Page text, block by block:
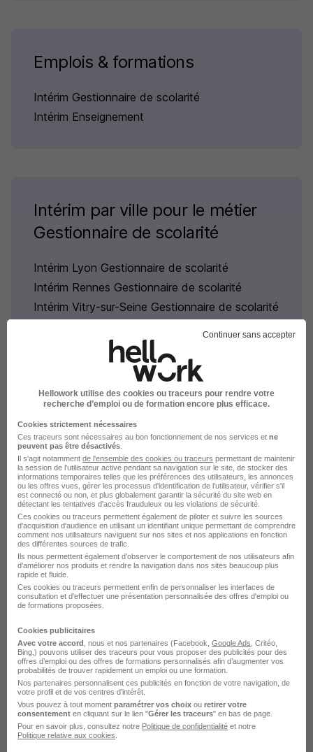
Emplois & formations
Intérim Gestionnaire de scolarité
Intérim Enseignement
Intérim par ville pour le métier
Gestionnaire de scolarité
Intérim Lyon Gestionnaire de scolarité
Intérim Rennes Gestionnaire de scolarité
Intérim Vitry-sur-Seine Gestionnaire de scolarité
Parcourir toutes les missions d'intérim de
Gestionnaire de scolarité
Intérim par métiers similaires
Intérim Secrétaire auto école
Intérim Secrétaire bureautique
Intérim Assistant secrétaire
Intérim Secrétaire
Intérim Secrétaire polyvalent
Intérim Secrétaire juridique
Intérim par métier dans le
domaine Enseignement à Sèvres
Intérim Sèvres Educateur spécialisé
Continuer sans accepter
Hellowork utilise des cookies ou traceurs pour rendre votre
recherche d’emploi ou de formation encore plus efficace.
Cookies strictement nécessaires
Ces traceurs sont nécessaires au bon fonctionnement de nos services et ne
peuvent pas être désactivés
Il s'agit notamment de l'ensemble des cookies ou traceurs permettant de maintenir
la session de l'utilisateur active pendant sa navigation sur le site, de stocker des
informations temporaires telles que les préférences des utilisateurs, les annonces
ou les offres vues, gérer les processus d'identification de l'utilisateur, vérifier s'il
est connecté ou non, et plus globalement garantir la sécurité du site web en
détectant les tentatives d'accès frauduleux ou les violations de sécurité.
Ces cookies ou traceurs permettent également de piloter et suivre les sources
d'acquisition d'audience en utilisant un identifiant unique permettant de comprendre
comment nos utilisateurs naviguent sur nos sites et nos applications en fonction
des différentes sources de trafic.
Ils nous permettent également d’observer le comportement de nos utilisateurs afin
d'améliorer nos produits et rendre la navigation dans nos sites beaucoup plus
rapide et fluide.
Ces cookies ou traceurs permettent enfin de personnaliser les interfaces de
consultation et d'effectuer une présentation personnalisée des offres d'emploi ou
de formations proposées.
Cookies publicitaires
Avec votre accord , nous et nos partenaires (Facebook, Google Ads , Critéo,
Bing,) pouvons utiliser des traceurs pour vous proposer des publicités pour des
offres d’emploi ou des offres de formations personnalisés afin d’augmenter vos
probabilités de trouver rapidement un emploi ou une formation.
Nos partenaires personnalisent ces publicités en fonction de votre navigation, de
votre profil et de vos centres d’intérêt.
Vous pouvez à tout moment paramétrer vos choix ou retirer votre
consentement en cliquant sur le lien "Gérer les traceurs" en bas de page.
Pour en savoir plus, consultez notre Politique de confidentialité et notre
Politique relative aux cookies